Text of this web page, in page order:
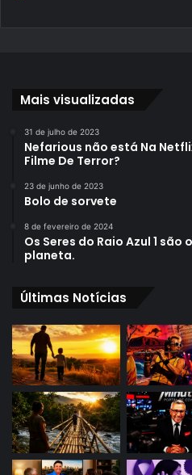
Mais visualizadas
31 de julho de 2023
Nefarious não está Na
Filme De Terror?
23 de junho de 2023
Bolo de sorvete
8 de fevereiro de 2024
Os Seres do Raio Azul 1
planeta.
Últimas Notícias